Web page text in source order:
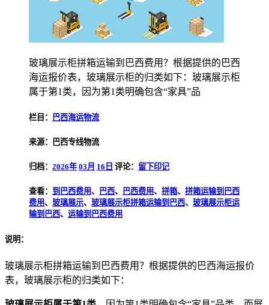
玻璃展示柜拼箱运输到巴西费用？根据提供的巴西
海运报价表，玻璃展示柜的归类如下：玻璃展示柜
属于第1类，因为第1类明确包含“家具”品
栏目： 巴西海运物流
来源：巴西专线物流
归档： 2026年 03月 16日 评论： 留下印记
查看： 到巴西费用、 巴西、 巴西费用、 拼箱、 拼箱运输到巴西
费用、 玻璃展示、 玻璃展示柜拼箱运输到巴西、 玻璃展示柜运
输到巴西、 运输到巴西费用
说明：
玻璃展示柜拼箱运输到巴西费用？根据提供的巴西海运报价
表，玻璃展示柜的归类如下：